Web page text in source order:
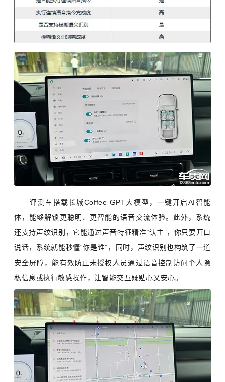
评测车搭载长城Coffee GPT大模型，一键开启AI智能
体，能够解锁更聪明、更智能的语音交流体验。此外，系统
还支持声纹识别，它能通过声音特征精准“认主”，你只要开口
说话，系统就能秒懂“你是谁”，同时，声纹识别也构筑了一道
安全屏障，能有效防止未授权人员通过语音控制访问个人隐
私信息或执行敏感操作，让智能交互既贴心又安心。